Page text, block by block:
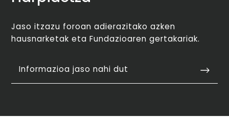
Jaso itzazu foroan adierazitako azken
hausnarketak eta Fundazioaren gertakariak.
Informazioa jaso nahi dut